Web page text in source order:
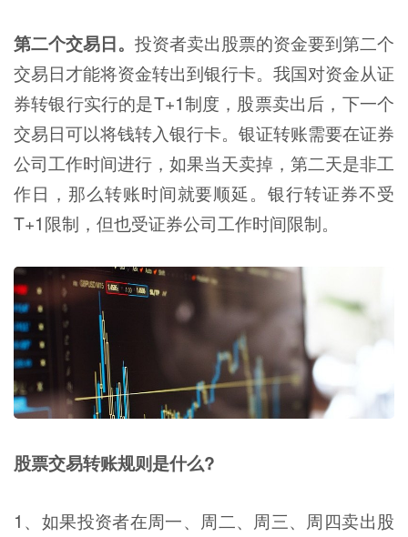
第二个交易日。 投资者卖出股票的资金要到第二个
交易日才能将资金转出到银行卡。我国对资金从证
券转银行实行的是T+1制度，股票卖出后，下一个
交易日可以将钱转入银行卡。银证转账需要在证券
公司工作时间进行，如果当天卖掉，第二天是非工
作日，那么转账时间就要顺延。银行转证券不受
T+1限制，但也受证券公司工作时间限制。
股票交易转账规则是什么?
1、如果投资者在周一、周二、周三、周四卖出股